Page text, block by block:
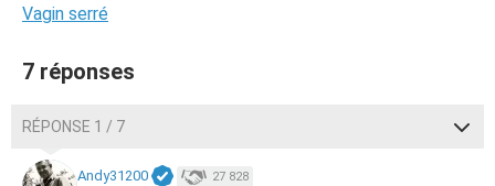
Vagin serré
7 réponses
RÉPONSE 1 / 7
Andy31200 27 828